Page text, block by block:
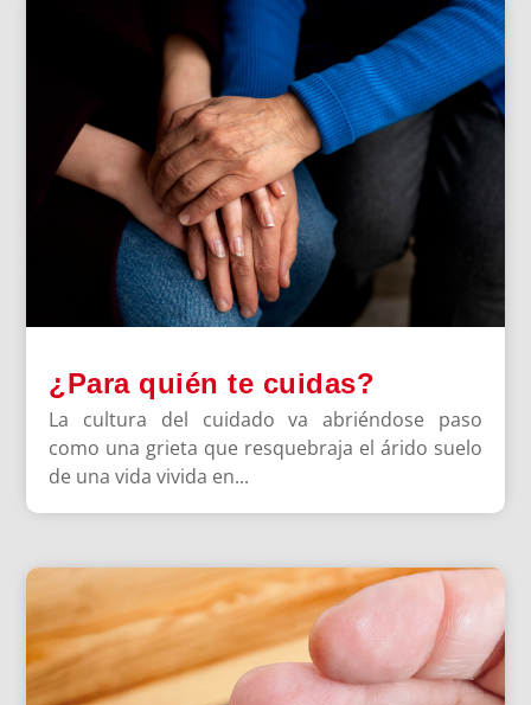
¿Para quién te cuidas?
La cultura del cuidado va abriéndose paso
como una grieta que resquebraja el árido suelo
de una vida vivida en...